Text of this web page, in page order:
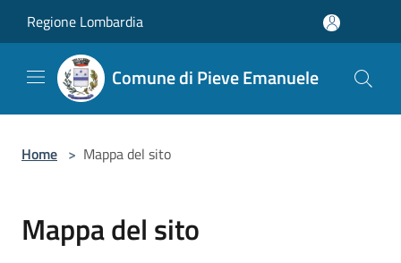
Regione Lombardia
Comune di Pieve Emanuele
Home > Mappa del sito
Mappa del sito